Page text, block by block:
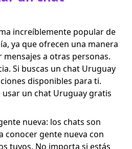
increíblemente popular de
ya que ofrecen una manera
a otras personas.
Si buscas un chat Uruguay
disponibles para ti.
un chat Uruguay gratis
nueva: los chats son
conocer gente nueva con
tuyos. No importa si estás